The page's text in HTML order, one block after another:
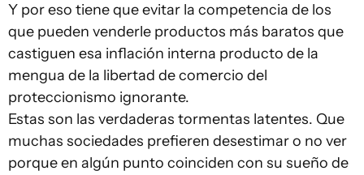
Y por eso tiene que evitar la competencia de los
que pueden venderle productos más baratos que
castiguen esa inflación interna producto de la
mengua de la libertad de comercio del
proteccionismo ignorante.
Estas son las verdaderas tormentas latentes. Que
muchas sociedades prefieren desestimar o no ver
porque en algún punto coinciden con su sueño de